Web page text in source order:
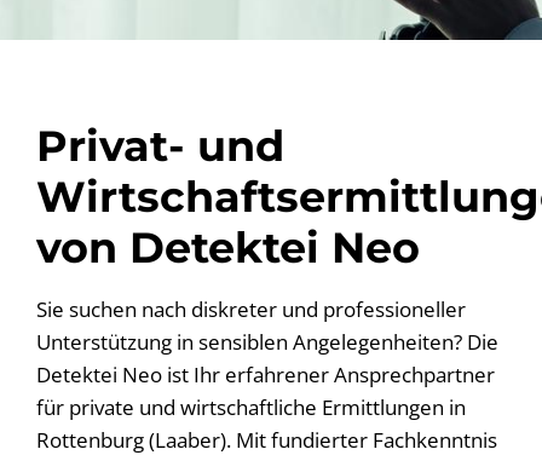
Privat- und
von Detektei Neo
Sie suchen nach diskreter und professioneller
Unterstützung in sensiblen Angelegenheiten? Die
Detektei Neo ist Ihr erfahrener Ansprechpartner
für private und wirtschaftliche Ermittlungen in
Rottenburg (Laaber). Mit fundierter Fachkenntnis